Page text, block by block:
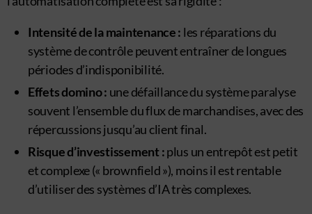
Intensité de la maintenance : les réparations du
système de contrôle peuvent entraîner de longues
périodes d’indisponibilité.
Effets domino : une défaillance du système paralyse
souvent l’ensemble du flux de marchandises, avec des
répercussions jusqu’au client final.
Risque d’investissement :plus un entrepôt est petit
et complexe (« brownfield »), moins il est rentable
d’utiliser des systèmes d’IA très complexes.